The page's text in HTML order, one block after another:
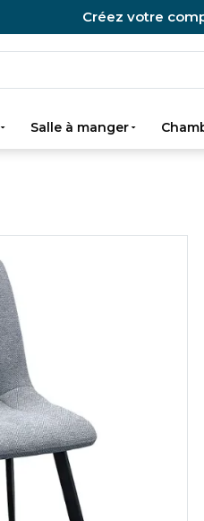
Créez votre
Salle à manger